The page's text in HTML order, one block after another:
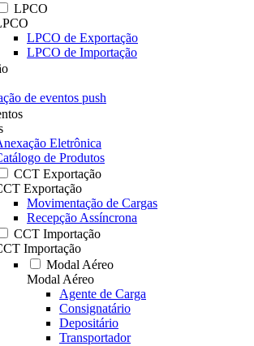
LPCO
LPCO de Exportação
LPCO de Importação
de eventos push
Eletrônica
de Produtos
CCT Exportação
Exportação
Movimentação de Cargas
Recepção Assíncrona
CCT Importação
Importação
Modal Aéreo
Modal Aéreo
Agente de Carga
Consignatário
Depositário
Transportador